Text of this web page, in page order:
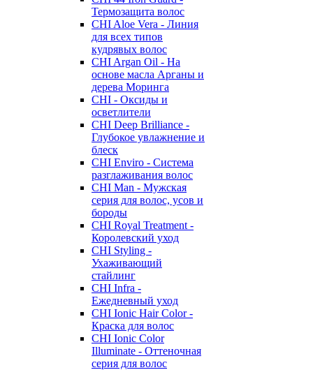
Термозащита волос
CHI Aloe Vera - Линия
для всех типов
кудрявых волос
CHI Argan Oil - На
основе масла Арганы и
дерева Моринга
CHI - Оксиды и
осветлители
CHI Deep Brilliance -
Глубокое увлажнение и
блеск
CHI Enviro - Система
разглаживания волос
CHI Man - Мужская
серия для волос, усов и
бороды
CHI Royal Treatment -
Королевский уход
CHI Styling -
Ухаживающий
стайлинг
CHI Infra -
Ежедневный уход
CHI Ionic Hair Color -
Краска для волос
CHI Ionic Color
Illuminate - Оттеночная
серия для волос